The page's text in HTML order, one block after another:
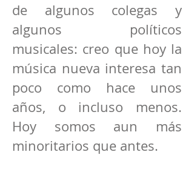
de algunos colegas y
algunos políticos
musicales: creo que hoy la
música nueva interesa tan
poco como hace unos
años, o incluso menos.
Hoy somos aun más
minoritarios que antes.